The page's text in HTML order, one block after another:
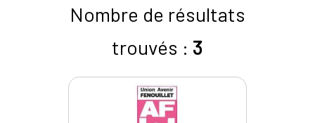
Nombre de résultats
trouvés : 3